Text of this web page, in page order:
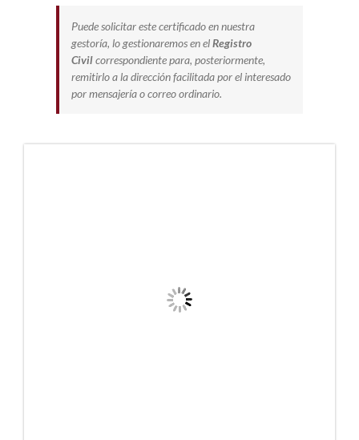
Puede solicitar este certificado en nuestra
gestoría, lo gestionaremos en elRegistro
Civilcorrespondiente para, posteriormente,
remitirlo a la dirección facilitada por el interesado
por mensajería o correo ordinario.